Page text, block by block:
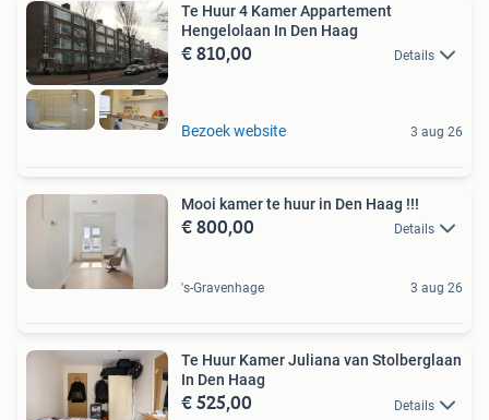
Te Huur 4 Kamer Appartement
Hengelolaan In Den Haag
€ 810,00 Details
Bezoek website 3 aug 26
Mooi kamer te huur in Den Haag !!!
€ 800,00 Details
's-Gravenhage 3 aug 26
Te Huur Kamer Juliana van Stolberglaan
In Den Haag
€ 525,00 Details